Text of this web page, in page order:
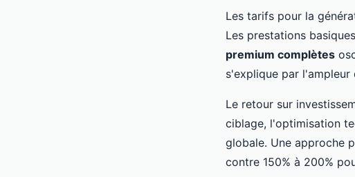
Les tarifs pour la
Les prestations
premium complètes
s'explique par
Le retour sur
ciblage, l'optimisation
globale. Une approche
contre 150% à 200%